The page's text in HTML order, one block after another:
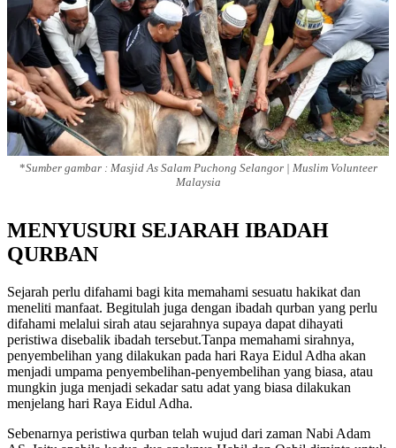
*Sumber gambar : Masjid As Salam Puchong Selangor | Muslim Volunteer
Malaysia
MENYUSURI SEJARAH IBADAH
QURBAN
Sejarah perlu difahami bagi kita memahami sesuatu hakikat dan
meneliti manfaat. Begitulah juga dengan ibadah qurban yang perlu
difahami melalui sirah atau sejarahnya supaya dapat dihayati
peristiwa disebalik ibadah tersebut.Tanpa memahami sirahnya,
penyembelihan yang dilakukan pada hari Raya Eidul Adha akan
menjadi umpama penyembelihan-penyembelihan yang biasa, atau
mungkin juga menjadi sekadar satu adat yang biasa dilakukan
menjelang hari Raya Eidul Adha.
Sebenarnya peristiwa qurban telah wujud dari zaman Nabi Adam